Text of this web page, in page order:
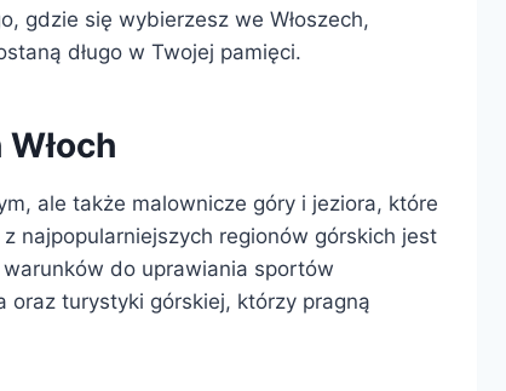
gdzie się wybierzesz we Włoszech,
długo w Twojej pamięci.
ale także malownicze góry i jeziora, które
najpopularniejszych regionów górskich jest
do uprawiania sportów
oraz turystyki górskiej, którzy pragną